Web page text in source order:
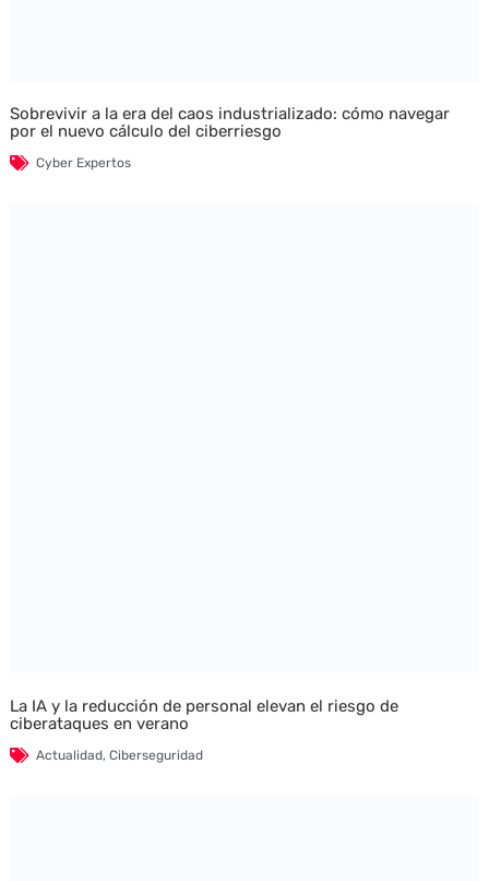
Sobrevivir a la era del caos industrializado: cómo navegar
por el nuevo cálculo del ciberriesgo
Cyber Expertos
La IA y la reducción de personal elevan el riesgo de
ciberataques en verano
Actualidad, Ciberseguridad